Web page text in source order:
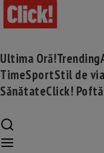
Ultima Oră!Trending
TimeSportStil de
SănătateClick!